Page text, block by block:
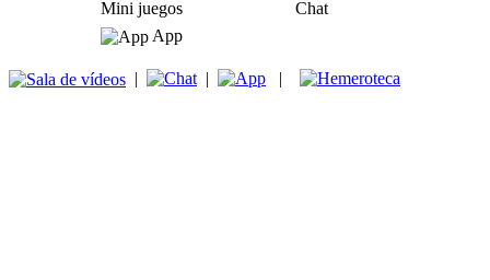
Mini juegos
Chat
App
| | |